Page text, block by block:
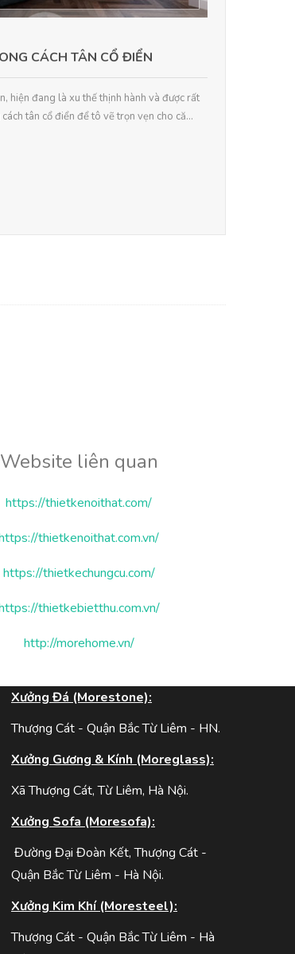
CÁCH TÂN CỔ ĐIỂN
hiện đang là xu thế thịnh hành và được rất
tân cổ điển để tô vẽ trọn vẹn cho că...
Website liên quan
https://thietkenoithat.com/
thietkenoithat.com.vn/
https://thietkechungcu.com/
thietkebietthu.com.vn/
http://morehome.vn/
Xưởng Đá (Morestone):
Thượng Cát - Quận Bắc Từ Liêm - HN.
Xưởng Gương & Kính (Moreglass):
Xã Thượng Cát, Từ Liêm, Hà Nội.
Xưởng Sofa (Moresofa):
Đường Đại Đoàn Kết, Thượng Cát -
Quận Bắc Từ Liêm - Hà Nội.
Xưởng Kim Khí (Moresteel):
Thượng Cát - Quận Bắc Từ Liêm - Hà